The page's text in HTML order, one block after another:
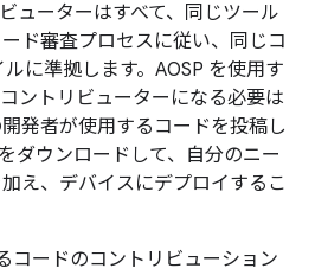
ューターはすべて、同じツール
ド審査プロセスに従い、同じコ
に準拠します。AOSP を使用す
ントリビューターになる必要は
発者が使用するコードを投稿し
ダウンロードして、自分のニー
え、デバイスにデプロイするこ
コードのコントリビューション